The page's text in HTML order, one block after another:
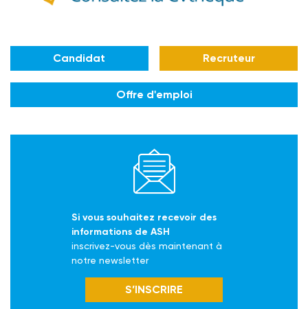
Candidat Recruteur
Offre d'emploi
Si vous souhaitez recevoir des
informations de ASH
inscrivez-vous dès maintenant à
notre newsletter
S’INSCRIRE